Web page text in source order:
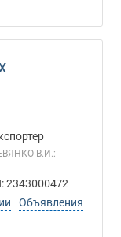
В.И.:
2343000472
Объявления